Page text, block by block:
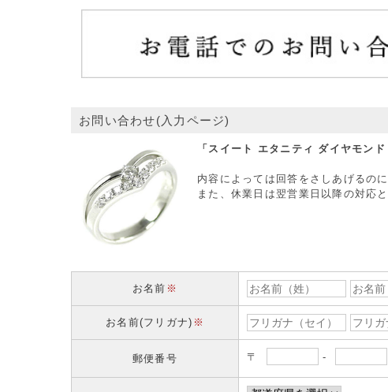
お問い合わせ(入力ページ)
「スイート エタニティ ダイヤモン
内容によっては回答をさしあげるの
また、休業日は翌営業日以降の対応
お名前 ※
お名前(フリガナ) ※
郵便番号 〒 -